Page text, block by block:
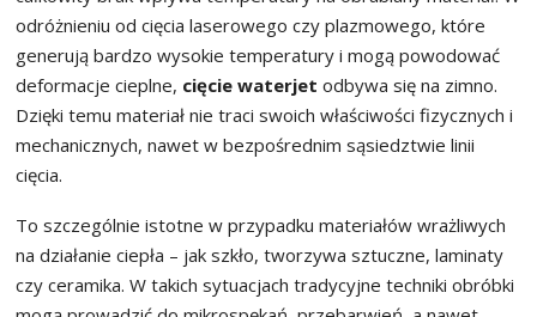
odróżnieniu od cięcia laserowego czy plazmowego, które
generują bardzo wysokie temperatury i mogą powodować
deformacje cieplne, cięcie waterjet odbywa się na zimno.
Dzięki temu materiał nie traci swoich właściwości fizycznych i
mechanicznych, nawet w bezpośrednim sąsiedztwie linii
cięcia.
To szczególnie istotne w przypadku materiałów wrażliwych
na działanie ciepła – jak szkło, tworzywa sztuczne, laminaty
czy ceramika. W takich sytuacjach tradycyjne techniki obróbki